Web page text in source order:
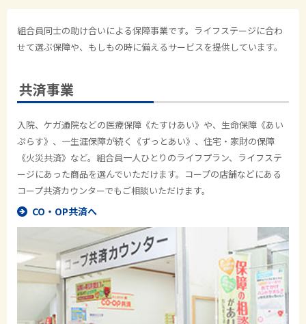
組合員同士の助け合いによる保障事業です。ライフステージに合わ
せて選ぶ保障や、もしもの時に備えるサービスを提供しています。
共済事業
入院、ケガ通院などの医療保障《たすけあい》や、生命保障《あい
ぷらす》、一生涯保障が続く《ずっとあい》、住宅・家財の保障
《火災共済》など。組合員一人ひとりのライフプラン、ライフステ
ージにあった商品を選んでいただけます。コープの店舗などにある
コープ共済カウンターでもご相談いただけます。
CO・OP共済へ